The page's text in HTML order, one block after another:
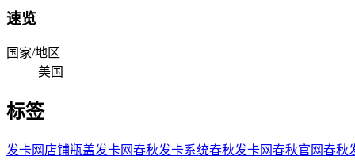
速览
国家/地区
美国
标签
发卡网店铺瓶盖发卡网春秋发卡系统春秋发卡网春秋官网春秋